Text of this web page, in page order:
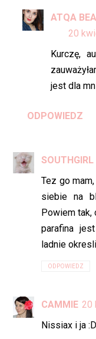
ATQA
20
Kurczę,
jest dla
ODPOWIEDZ
SOUTHGIRL
Tez go
siebie na
Powiem
parafina
ladnie
ODPOWIEDZ
CAMMIE 20
Nissiax i ja